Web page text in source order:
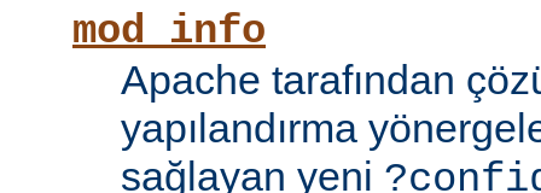
mod_info
Apache tarafından
yapılandırma
sağlayan yeni